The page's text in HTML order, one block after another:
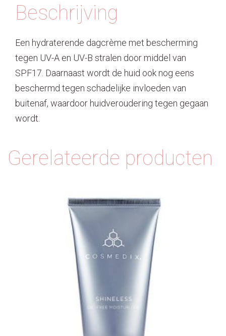
Beschrijving
Een hydraterende dagcrème met bescherming
tegen UV-A en UV-B stralen door middel van
SPF17. Daarnaast wordt de huid ook nog eens
beschermd tegen schadelijke invloeden van
buitenaf, waardoor huidveroudering tegen gegaan
wordt.
Gerelateerde producten